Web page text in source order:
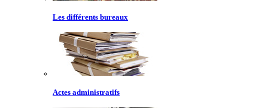
Les différents bureaux
Actes administratifs